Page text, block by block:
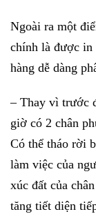
Ngoài ra một
chính là được
hàng dễ dàng
– Thay vì trước
giờ có 2 chân
Có thể tháo rời
làm việc của
xúc đất của
tăng tiết diện